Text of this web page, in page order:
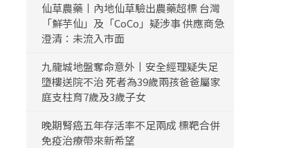
仙草農藥丨內地仙草驗出農藥超標 台灣
「鮮芋仙」及「CoCo」疑涉事 供應商急
澄清：未流入市面
九龍城地盤奪命意外丨安全經理疑失足
墮樓送院不治 死者為39歲兩孩爸爸屬家
庭支柱育7歲及3歲子女
晚期腎癌五年存活率不足兩成 標靶合併
免疫治療帶來新希望